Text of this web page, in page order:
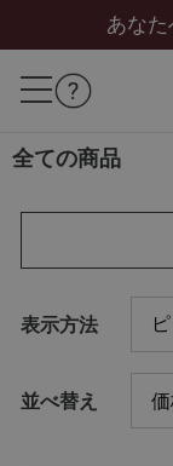
あな
全ての商品
表示方法
並べ替え